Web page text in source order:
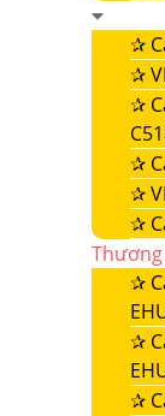
✰
✰
✰
✰
✰
✰
✰
✰
✰